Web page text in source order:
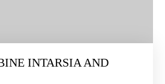
INTARSIA AND